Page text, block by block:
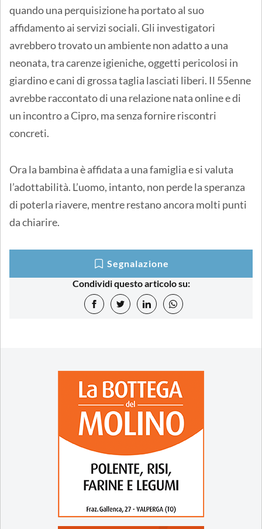
quando una perquisizione ha portato al suo
affidamento ai servizi sociali. Gli investigatori
avrebbero trovato un ambiente non adatto a una
neonata, tra carenze igieniche, oggetti pericolosi in
giardino e cani di grossa taglia lasciati liberi. Il 55enne
avrebbe raccontato di una relazione nata online e di
un incontro a Cipro, ma senza fornire riscontri
concreti.
Ora la bambina è affidata a una famiglia e si valuta
l’adottabilità. L’uomo, intanto, non perde la speranza
di poterla riavere, mentre restano ancora molti punti
da chiarire.
Segnalazione
Condividi questo articolo su: